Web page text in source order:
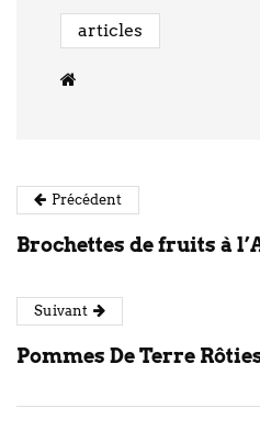
articles
Précédent
Brochettes de fruits à
Suivant
Pommes De Terre